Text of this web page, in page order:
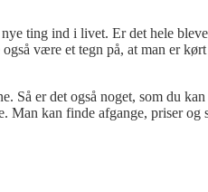
ting ind i livet. Er det hele
være et tegn på, at man er
er det også noget, som du
kan finde afgange, priser